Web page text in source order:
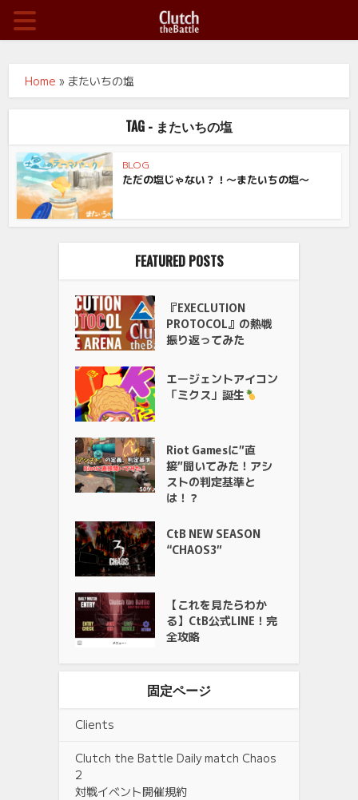
Home » またいちの塩
TAG - またいちの塩
BLOG
ただの塩じゃない？！～またいちの塩～
FEATURED POSTS
『EXECLUTION
PROTOCOL』の熱戦
振り返ってみた
エージェントアイコン
「ミクス」誕生
Riot Gamesに”直
接”聞いてみた！アシ
ストの判定基準と
は！？
CtB NEW SEASON
“CHAOS3”
【これを見たらわか
る】CtB公式LINE！完
全攻略
固定ページ
Clients
Clutch the Battle Daily match Chaos
2
対戦イベント開催規約